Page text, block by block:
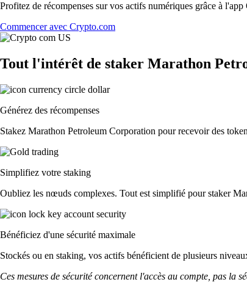
Profitez de récompenses sur vos actifs numériques grâce à
Commencer avec Crypto.com
Tout l'intérêt de staker Marathon
Générez des récompenses
Stakez Marathon Petroleum Corporation pour recevoir des
Simplifiez votre staking
Oubliez les nœuds complexes. Tout est simplifié pour staker
Bénéficiez d'une sécurité maximale
Stockés ou en staking, vos actifs bénéficient de plusieurs
Ces mesures de sécurité concernent l'accès au compte, pas la